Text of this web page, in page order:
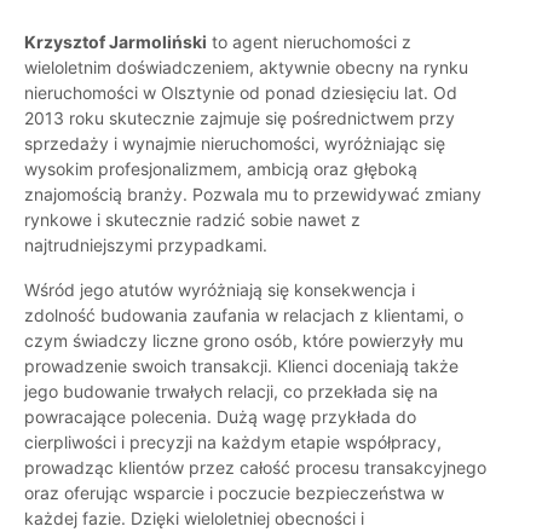
Krzysztof Jarmoliński to agent nieruchomości z
wieloletnim doświadczeniem, aktywnie obecny na rynku
nieruchomości w Olsztynie od ponad dziesięciu lat. Od
2013 roku skutecznie zajmuje się pośrednictwem przy
sprzedaży i wynajmie nieruchomości, wyróżniając się
wysokim profesjonalizmem, ambicją oraz głęboką
znajomością branży. Pozwala mu to przewidywać zmiany
rynkowe i skutecznie radzić sobie nawet z
najtrudniejszymi przypadkami.
Wśród jego atutów wyróżniają się konsekwencja i
zdolność budowania zaufania w relacjach z klientami, o
czym świadczy liczne grono osób, które powierzyły mu
prowadzenie swoich transakcji. Klienci doceniają także
jego budowanie trwałych relacji, co przekłada się na
powracające polecenia. Dużą wagę przykłada do
cierpliwości i precyzji na każdym etapie współpracy,
prowadząc klientów przez całość procesu transakcyjnego
oraz oferując wsparcie i poczucie bezpieczeństwa w
każdej fazie. Dzięki wieloletniej obecności i